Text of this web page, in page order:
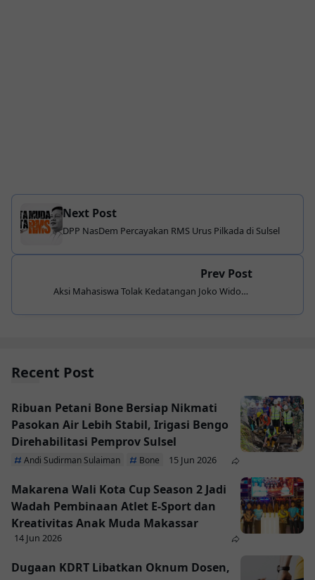
Next Post
DPP NasDem Percayakan RMS Urus Pilkada di Sulsel
Prev Post
Aksi Mahasiswa Tolak Kedatangan Joko Widodo
Recent Post
Ribuan Petani Bone Bersiap Nikmati
Pasokan Air Lebih Stabil, Irigasi Bengo
Direhabilitasi Pemprov Sulsel
Andi Sudirman Sulaiman Bone 15 Jun 2026
Makarena Wali Kota Cup Season 2 Jadi
Wadah Pembinaan Atlet E-Sport dan
Kreativitas Anak Muda Makassar
14 Jun 2026
Dugaan KDRT Libatkan Oknum Dosen,